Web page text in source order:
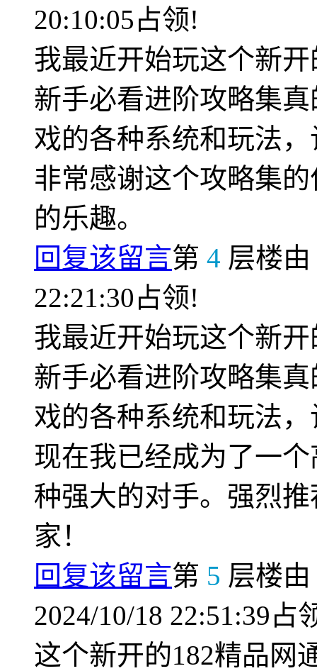
20:10:05占领!
我最近开始玩这个新
新手必看进阶攻略集
戏的各种系统和玩法
非常感谢这个攻略集
的乐趣。
回复该留言第 4 层楼由
22:21:30占领!
我最近开始玩这个新
新手必看进阶攻略集
戏的各种系统和玩法
现在我已经成为了一
种强大的对手。强烈
家！
回复该留言第 5 层楼由
2024/10/18 22:51:39占
这个新开的182精品网